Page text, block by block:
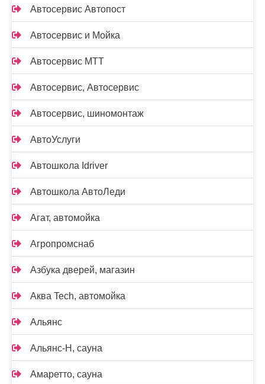
Автосервис Автопост
Автосервис и Мойка
Автосервис МТТ
Автосервис, Автосервис
Автосервис, шиномонтаж
АвтоУслуги
Автошкола Idriver
Автошкола АвтоЛеди
Агат, автомойка
Агропромснаб
Азбука дверей, магазин
Аква Tech, автомойка
Альянс
Альянс-Н, сауна
Амаретто, сауна